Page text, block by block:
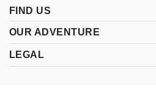
FIND US
OUR ADVENTURE
LEGAL